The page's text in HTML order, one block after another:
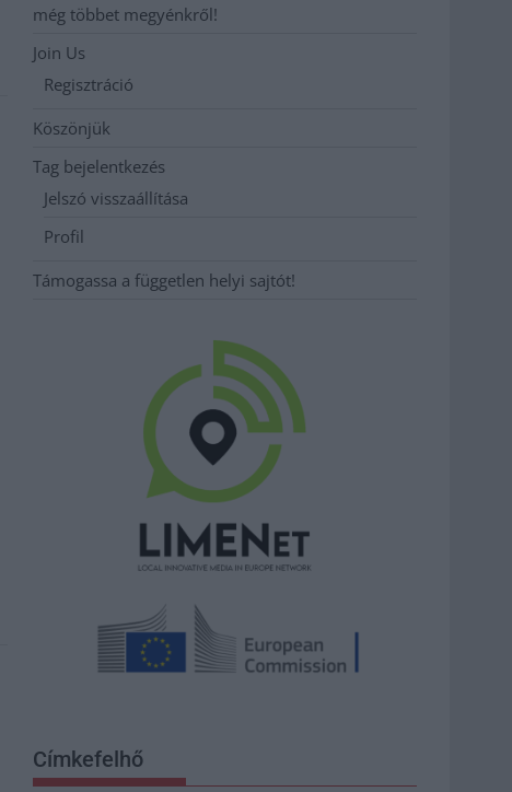
még többet megyénkről!
Join Us
Regisztráció
Köszönjük
Tag bejelentkezés
Jelszó visszaállítása
Profil
Támogassa a független helyi sajtót!
Címkefelhő